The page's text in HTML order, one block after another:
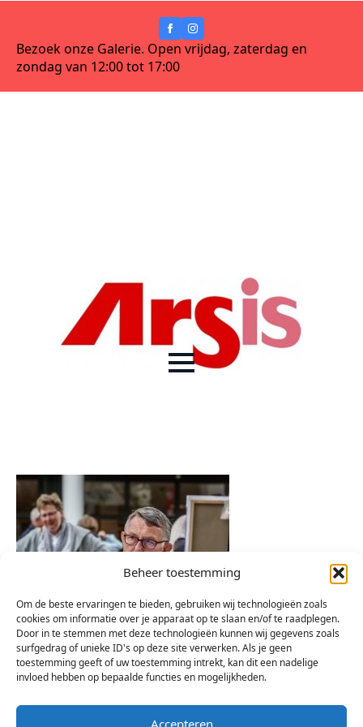
Beheer toestemming
Om de beste ervaringen te bieden, gebruiken wij technologieën zoals
cookies om informatie over je apparaat op te slaan en/of te raadplegen.
Door in te stemmen met deze technologieën kunnen wij gegevens zoals
surfgedrag of unieke ID's op deze site verwerken. Als je geen
toestemming geeft of uw toestemming intrekt, kan dit een nadelige
invloed hebben op bepaalde functies en mogelijkheden.
Accepteren
Bezoek onze Galerie. Open vrijdag, zaterdag en
zondag van 12:00 tot 17:00